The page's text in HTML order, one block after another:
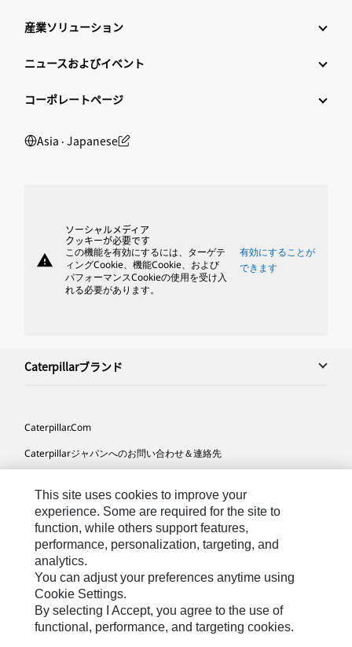
産業ソリューション
ニュースおよびイベント
コーポレートページ
Asia ‧ Japanese
warning
ソーシャルメディア
クッキーが必要です
この機能を有効にするには、ターゲテ
ィングCookie、機能Cookie、および
パフォーマンスCookieの使用を受け入
れる必要があります。
有効にすることが
できます
Caterpillarブランド
Caterpillar.com
Caterpillarジャパンへのお問い合わせ＆連絡先
サイト･マップ
Cookie Settings
法的事項
プライバシー
This site uses cookies to improve your
experience. Some are required for the site to
function, while others support features,
performance, personalization, targeting, and
analytics.
You can adjust your preferences anytime using
Cookie Settings.
By selecting I Accept, you agree to the use of
functional, performance, and targeting cookies.